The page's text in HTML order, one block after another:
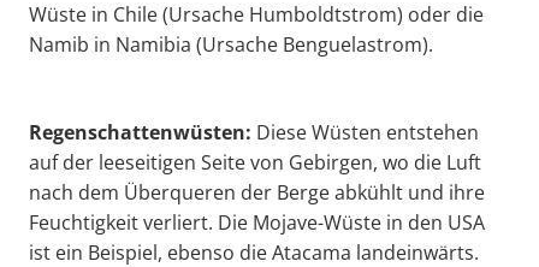
Wüste in Chile (Ursache Humboldtstrom) oder die
Namib in Namibia (Ursache Benguelastrom).
Regenschattenwüsten: Diese Wüsten entstehen
auf der leeseitigen Seite von Gebirgen, wo die Luft
nach dem Überqueren der Berge abkühlt und ihre
Feuchtigkeit verliert. Die Mojave-Wüste in den USA
ist ein Beispiel, ebenso die Atacama landeinwärts.